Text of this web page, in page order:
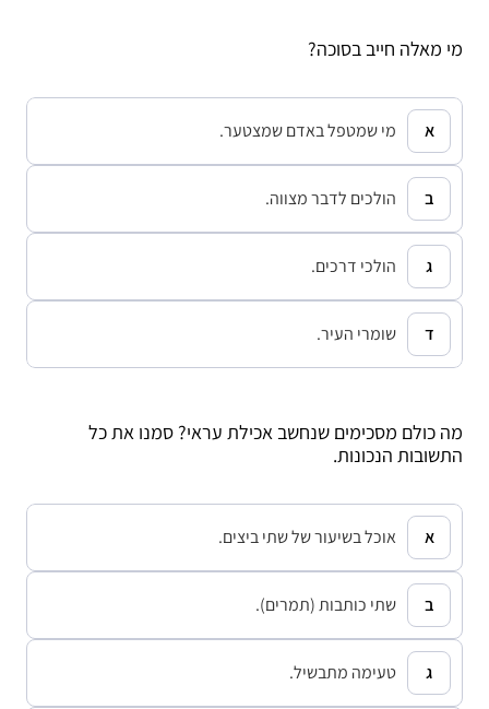
מי מאלה חייב בסוכה?
מי שמטפל באדם שמצטער.
הולכים לדבר מצווה.
הולכי דרכים.
שומרי העיר.
מה כולם מסכימים שנחשב אכילת עראי? סמנו את כל
התשובות הנכונות.
אוכל בשיעור של שתי ביצים.
שתי כותבות (תמרים).
טעימה מתבשיל.